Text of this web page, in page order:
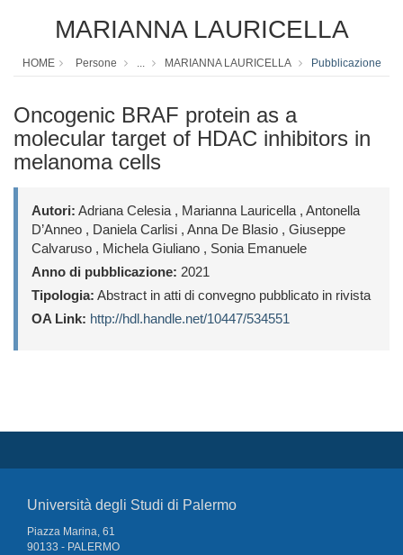
MARIANNA LAURICELLA
HOME Persone ... MARIANNA LAURICELLA Pubblicazione
Oncogenic BRAF protein as a
molecular target of HDAC inhibitors in
melanoma cells
Autori: Adriana Celesia , Marianna Lauricella , Antonella
D’Anneo , Daniela Carlisi , Anna De Blasio , Giuseppe
Calvaruso , Michela Giuliano , Sonia Emanuele
Anno di pubblicazione: 2021
Tipologia: Abstract in atti di convegno pubblicato in rivista
OA Link: http://hdl.handle.net/10447/534551
Università degli Studi di Palermo
Piazza Marina, 61
90133 - PALERMO